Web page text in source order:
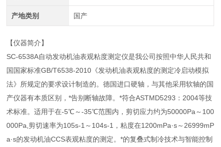
产地类别 国产
【仪器简介】
SC-6538A自动发动机油表观粘度测定仪是我公司按照中华人民共和
国国家标准GB/T6538-2010《发动机油表观粘度的测定冷启动模拟
法》所规定的要求设计制造的。德国进口硬轴，与其他采用软轴的国
产仪器有本质区别，*告别断轴故障。*符合ASTMD5293：2004等技
术标准。适用于在-5℃～-35℃范围内，剪切应力约为50000Pa～100
000Pa,剪切速率为105s-1～104s-1，粘度在1200mPa·s～26999mP
a·s的发动机油CCS表观粘度的测定。*的复叠式制冷技术与智能控制